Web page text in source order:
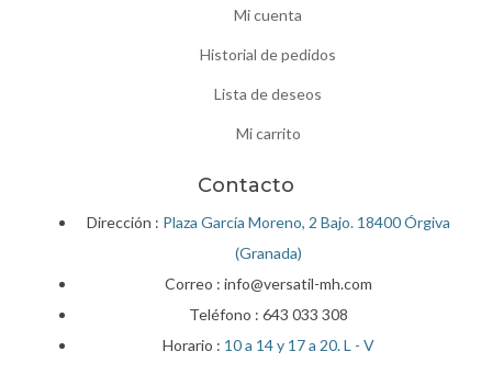
Mi cuenta
Historial de pedidos
Lista de deseos
Mi carrito
Contacto
Dirección : Plaza García Moreno, 2 Bajo. 18400 Órgiva
(Granada)
Correo : info@versatil-mh.com
Teléfono : 643 033 308
Horario : 10 a 14 y 17 a 20. L - V